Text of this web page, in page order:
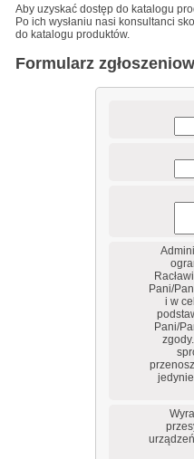
Aby uzyskać dostęp do katalogu
Po ich wysłaniu nasi konsultanci
do katalogu produktów.
Formularz
Pani/
i w
Pani/